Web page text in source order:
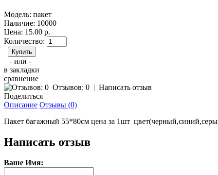
Модель: пакет
Наличие: 10000
Цена: 15.00 р.
Количество:
- или -
в закладки
сравнение
Отзывов: 0 | Написать отзыв
Поделиться
Описание Отзывы (0)
Пакет багажный 55*80см цена за 1шт
Написать отзыв
Ваше Имя: